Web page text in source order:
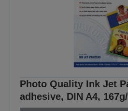
Photo Quality Ink Jet
adhesive, DIN A4,